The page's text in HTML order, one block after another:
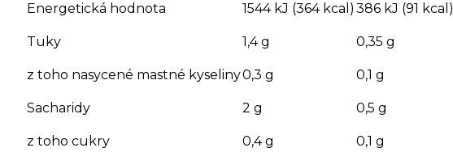
Energetická hodnota 1544 kJ (364 kcal) 386 kJ (91 kcal)
Tuky 1,4 g 0,35 g
z toho nasycené mastné kyseliny0,3 g 0,1 g
Sacharidy 2 g 0,5 g
z toho cukry 0,4 g 0,1 g